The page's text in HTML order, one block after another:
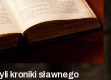
kroniki sławnego